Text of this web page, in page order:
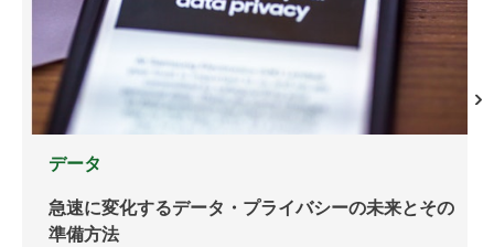
データ
急速に変化するデータ・プライバシーの未来とその
準備方法